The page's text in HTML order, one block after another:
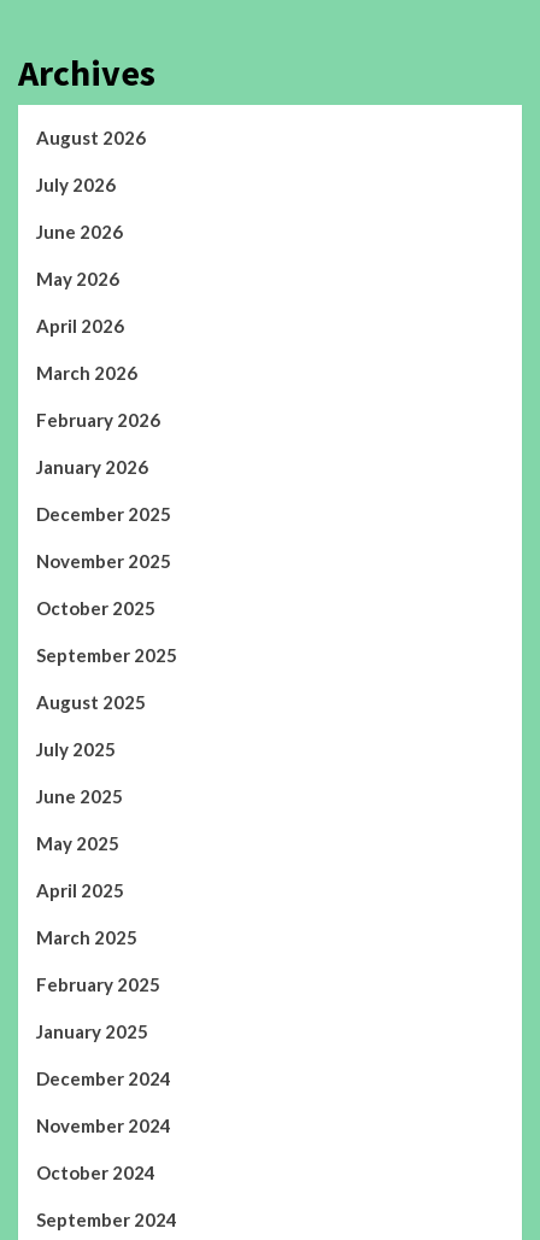
Archives
August 2026
July 2026
June 2026
May 2026
April 2026
March 2026
February 2026
January 2026
December 2025
November 2025
October 2025
September 2025
August 2025
July 2025
June 2025
May 2025
April 2025
March 2025
February 2025
January 2025
December 2024
November 2024
October 2024
September 2024